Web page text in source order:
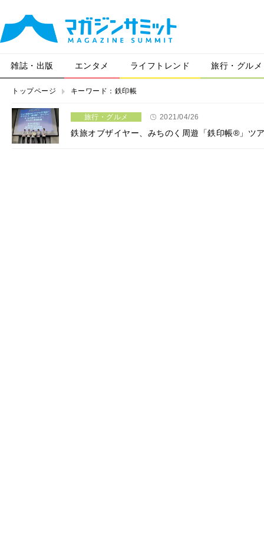
雑誌・出版 エンタメ ライフトレンド 旅行・グルメ
トップページ キーワード：鉄印帳
旅行・グルメ 2021/04/26
鉄旅オブザイヤー、みちのく周遊「鉄印帳®」ツ